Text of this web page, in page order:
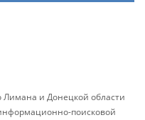
Лимана и Донецкой области
поисковой